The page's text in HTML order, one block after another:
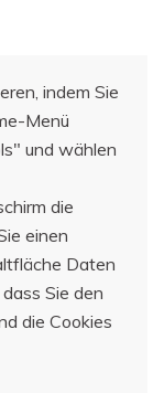
indem Sie
Menü
und wählen
die
einen
Daten
Sie den
die Cookies